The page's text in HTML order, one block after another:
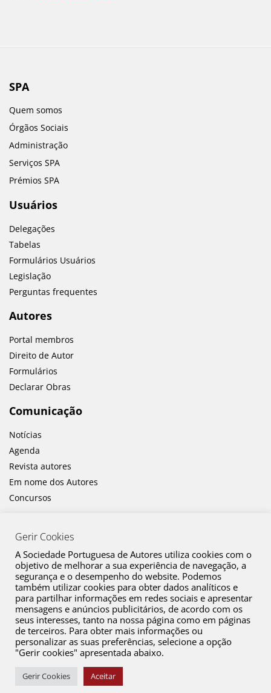
SPA
Quem somos
Órgãos Sociais
Administração
Serviços SPA
Prémios SPA
Usuários
Delegações
Tabelas
Formulários Usuários
Legislação
Perguntas frequentes
Autores
Portal membros
Direito de Autor
Formulários
Declarar Obras
Comunicação
Notícias
Agenda
Revista autores
Em nome dos Autores
Concursos
Canal de Denúncia
Plano de Prevenção de Riscos de Corrupção e Infrações Conexas
Política de Privacidade
Política de Cookies
Copyright © 2026 SPA. Todos os direitos reservados
Gerir Cookies
A Sociedade Portuguesa de Autores utiliza cookies com o
objetivo de melhorar a sua experiência de navegação, a
segurança e o desempenho do website. Podemos
também utilizar cookies para obter dados analíticos e
para partilhar informações em redes sociais e apresentar
mensagens e anúncios publicitários, de acordo com os
seus interesses, tanto na nossa página como em páginas
de terceiros. Para obter mais informações ou
personalizar as suas preferências, selecione a opção
"Gerir cookies" apresentada abaixo.
Gerir Cookies Aceitar